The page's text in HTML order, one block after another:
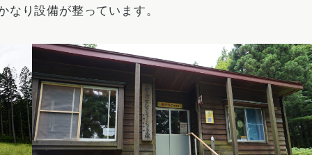
り設備が整っています。